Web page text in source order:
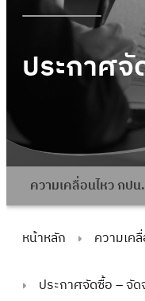
ประกาศ
ความเคลื่อนไหว กปน.
หน้าหลัก ความเค
ประกาศจัดซื้อ – จัด